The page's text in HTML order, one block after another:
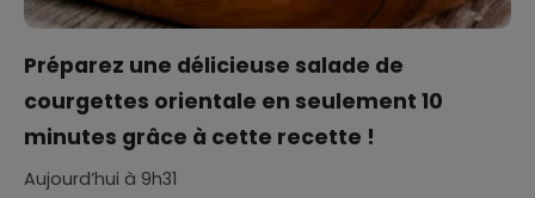
Préparez une délicieuse salade de
courgettes orientale en seulement 10
minutes grâce à cette recette !
Aujourd’hui à 9h31